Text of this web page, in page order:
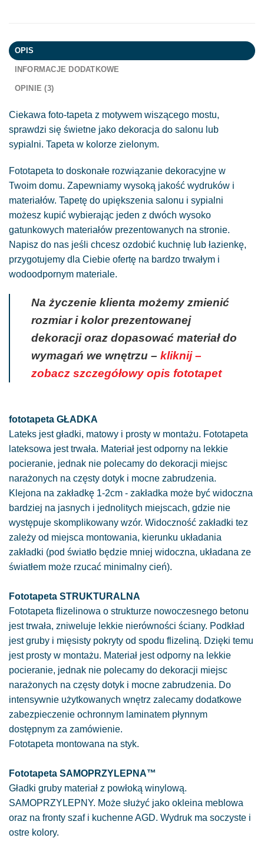
OPIS
INFORMACJE DODATKOWE
OPINIE (3)
Ciekawa foto-tapeta z motywem wiszącego mostu,
sprawdzi się świetne jako dekoracja do salonu lub
sypialni. Tapeta w kolorze zielonym.
Fototapeta to doskonałe rozwiązanie dekoracyjne w
Twoim domu. Zapewniamy wysoką jakość wydruków i
materiałów. Tapetę do upiększenia salonu i sypialni
możesz kupić wybierając jeden z dwóch wysoko
gatunkowych materiałów prezentowanych na stronie.
Napisz do nas jeśli chcesz ozdobić kuchnię lub łazienkę,
przygotujemy dla Ciebie ofertę na bardzo trwałym i
wodoodpornym materiale.
Na życzenie klienta możemy zmienić
rozmiar i kolor prezentowanej
dekoracji oraz dopasować materiał do
wymagań we wnętrzu – kliknij –
zobacz szczegółowy opis fototapet
fototapeta GŁADKA
Lateks jest gładki, matowy i prosty w montażu. Fototapeta
lateksowa jest trwała. Materiał jest odporny na lekkie
pocieranie, jednak nie polecamy do dekoracji miejsc
narażonych na częsty dotyk i mocne zabrudzenia.
Klejona na zakładkę 1-2cm - zakładka może być widoczna
bardziej na jasnych i jednolitych miejscach, gdzie nie
występuje skomplikowany wzór. Widoczność zakładki tez
zależy od miejsca montowania, kierunku układania
zakładki (pod światło będzie mniej widoczna, układana ze
światłem może rzucać minimalny cień).
Fototapeta STRUKTURALNA
Fototapeta flizelinowa o strukturze nowoczesnego betonu
jest trwała, zniweluje lekkie nierówności ściany. Podkład
jest gruby i mięsisty pokryty od spodu flizeliną. Dzięki temu
jest prosty w montażu. Materiał jest odporny na lekkie
pocieranie, jednak nie polecamy do dekoracji miejsc
narażonych na częsty dotyk i mocne zabrudzenia. Do
intensywnie użytkowanych wnętrz zalecamy dodatkowe
zabezpieczenie ochronnym laminatem płynnym
dostępnym za zamówienie.
Fototapeta montowana na styk.
Fototapeta SAMOPRZYLEPNA™
Gładki gruby materiał z powłoką winylową.
SAMOPRZYLEPNY. Może służyć jako okleina meblowa
oraz na fronty szaf i kuchenne AGD. Wydruk ma soczyste i
ostre kolory.